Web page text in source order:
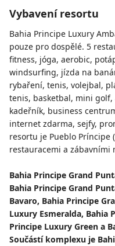
Vybavení resortu
Bahia Principe Luxury
pouze pro dospělé. 5
fitness, jóga, aerobic,
windsurfing, jízda na
rybaření, tenis, volejbal,
tenis, basketbal, mini
kadeřník, business
internet zdarma, sejfy,
resortu je Pueblo Príncipe
restauracemi a zábavními
Bahia Principe Grand
Bahia Principe Grand
Bavaro, Bahia Principe
Luxury Esmeralda, Bahia
Principe Luxury Green a
Součástí komplexu je